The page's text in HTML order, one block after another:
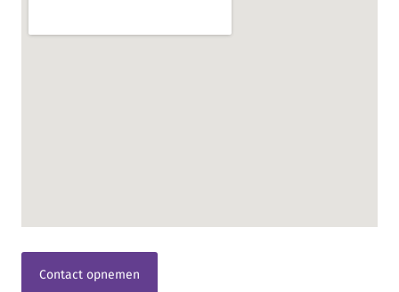
Contact opnemen